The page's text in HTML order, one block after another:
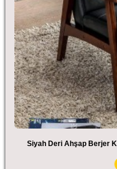
Siyah Deri Ahşap Berjer